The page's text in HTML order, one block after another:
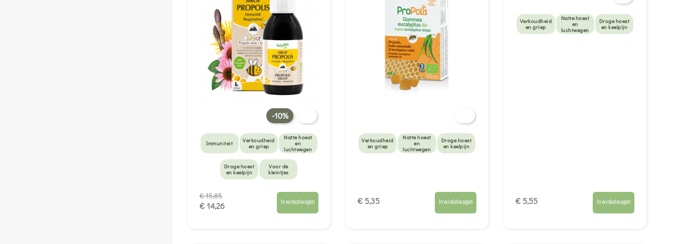
-10%
Immuniteit
Verkoudheid
en griep
Natte hoest
en
luchtwegen
Droge hoest
en keelpijn
Voor de
kleintjes
€ 15,85
€ 14,26 In winkelwagen
Verkoudheid
en griep
Natte hoest
en
luchtwegen
Droge hoest
en keelpijn
€ 5,35 In winkelwagen
Verkoudheid
en griep
Natte hoest
en
luchtwegen
Droge hoest
en keelpijn
€ 5,55 In winkelwagen